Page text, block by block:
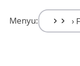
Menyu: